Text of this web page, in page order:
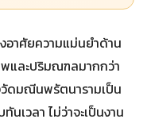
าศัยความแม่นยำด้าน
พและปริมณฑลมากกว่า
วัดมณีนพรัตนารามเป็น
เวลา ไม่ว่าจะเป็นงาน